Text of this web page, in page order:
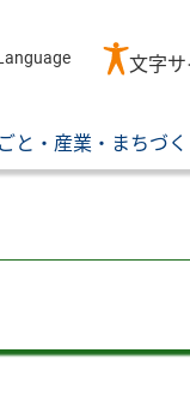
文字
と・産業・まちづく